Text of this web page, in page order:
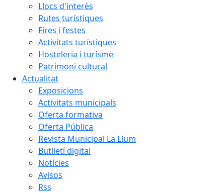
Llocs d'interès
Rutes turístiques
Fires i festes
Activitats turístiques
Hosteleria i turísme
Patrimoni cultural
Actualitat
Exposicions
Activitats municipals
Oferta formativa
Oferta Pública
Revista Municipal La Llum
Butlletí digital
Notícies
Avisos
Rss